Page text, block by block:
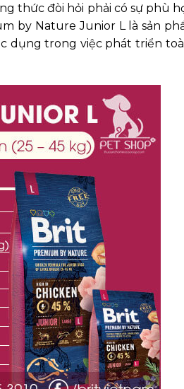
thức đòi hỏi phải có sự phù
by Nature Junior L là sản
trong việc phát triển